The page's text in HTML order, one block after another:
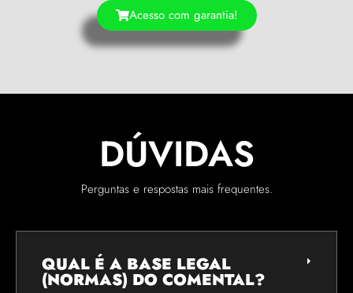
Acesso com garantia!
DÚVIDAS
Perguntas e respostas mais frequentes.
QUAL É A BASE LEGAL
(NORMAS) DO COMENTAL?